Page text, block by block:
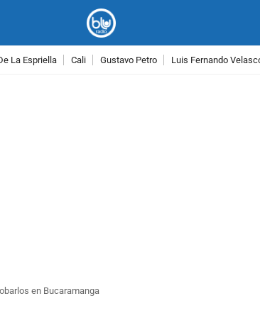
La Espriella Cali Gustavo Petro Luis Fernando
en Bucaramanga